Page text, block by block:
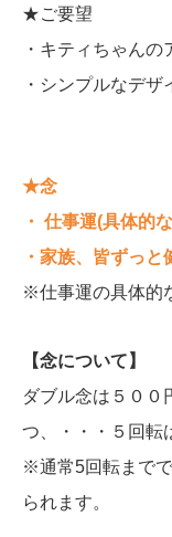
★ご要望
・キティちゃん
・シンプルなデザ
★念
・ 仕事運(具体的
・家族、皆ずっ
※仕事運の具体的
【念について】
ダブル念は５００
つ、・・・５回転
※通常5回転まで
られます。